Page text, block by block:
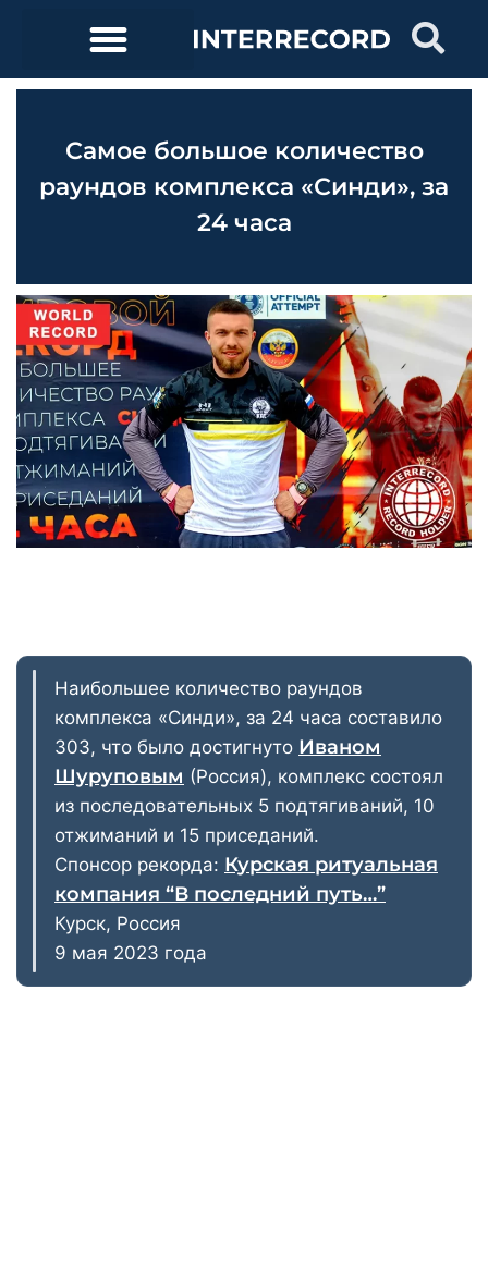
Самое большое количество
раундов комплекса «Синди», за
24 часа
Наибольшее количество раундов
комплекса «Синди», за 24 часа составило
303, что было достигнуто Иваном
Шуруповым (Россия), комплекс состоял
из последовательных 5 подтягиваний, 10
отжиманий и 15 приседаний.
Спонсор рекорда: Курская ритуальная
компания “В последний путь…”
Курск, Россия
9 мая 2023 года